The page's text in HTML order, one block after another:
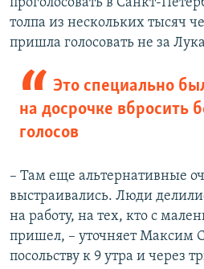
толпа из нескольких тысяч
пришла голосовать не за
Это специально
на досрочке вбросить
голосов
– Там еще альтернативные
выстраивались. Люди
на работу, на тех, кто с
пришел, – уточняет Максим
посольству к 9 утра и через